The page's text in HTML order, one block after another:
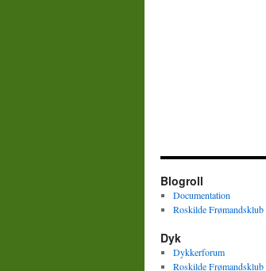
Blogroll
Documentation
Roskilde Frømandsklub
Dyk
Dykkerforum
Roskilde Frømandsklub